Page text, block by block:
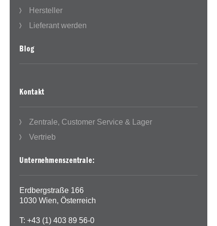
Hersteller
Lieferant werden
Blog
Kontakt
Zentrale, Customer Service & Lager
Vertrieb
Unternehmenszentrale:
Erdbergstraße 166
1030 Wien, Österreich
T: +43 (1) 403 89 56-0